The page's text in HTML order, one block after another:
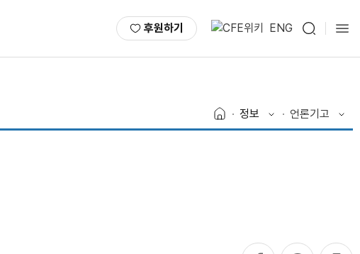
후원하기 ENG
정보 언론기고